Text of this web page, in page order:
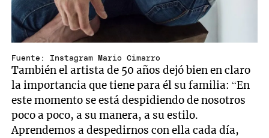
Fuente: Instagram Mario Cimarro
También el artista de 50 años dejó bien en claro
la importancia que tiene para él su familia: “En
este momento se está despidiendo de nosotros
poco a poco, a su manera, a su estilo.
Aprendemos a despedirnos con ella cada día,